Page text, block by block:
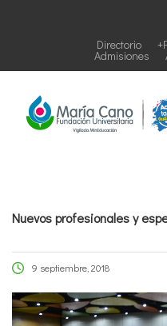
Directorio
Admisiones
Nuevos profesionales y
9 septiembre, 2018